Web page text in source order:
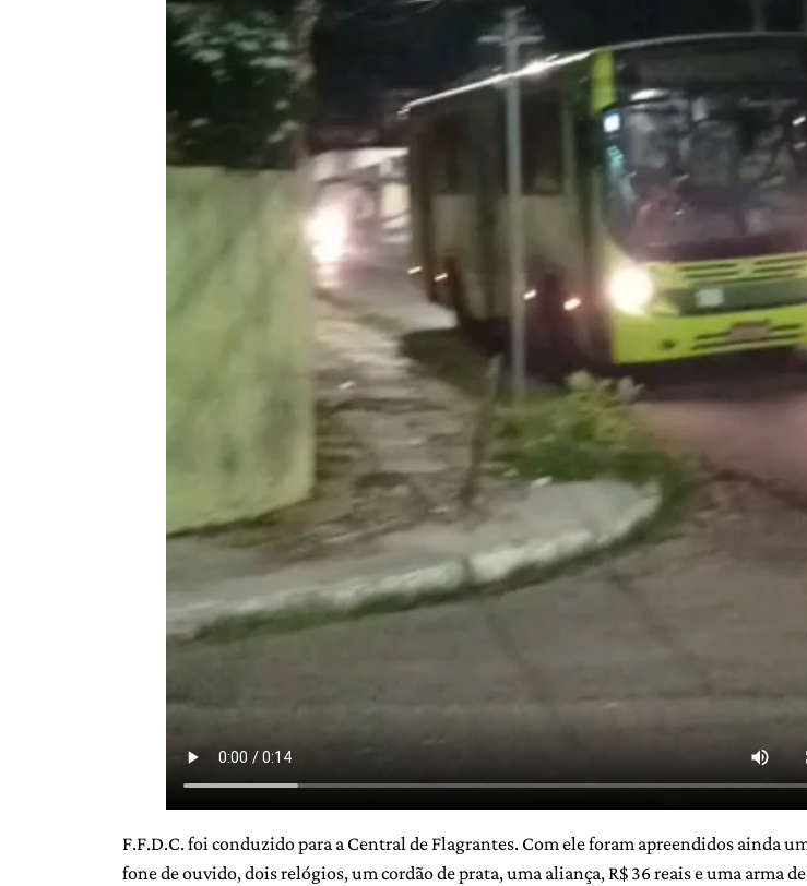
F.F.D.C. foi conduzido para a Central de Flagrantes. Com ele foram apreendidos ainda
fone de ouvido, dois relógios, um cordão de prata, uma aliança, R$ 36 reais e uma arma